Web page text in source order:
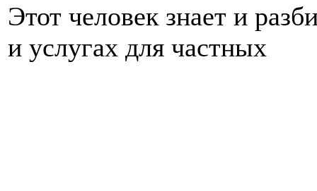
Этот человек знает и
и услугах для частных